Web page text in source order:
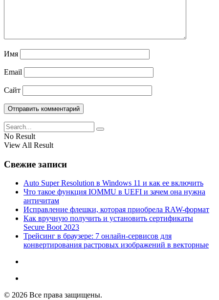
Имя
Email
Сайт
No Result
View All Result
Свежие записи
Auto Super Resolution в Windows 11 и как ее включить
Что такое функция IOMMU в UEFI и зачем она нужна
античитам
Исправление флешки, которая приобрела RAW-формат
Как вручную получить и установить сертификаты
Secure Boot 2023
Трейсинг в браузере: 7 онлайн-сервисов для
конвертирования растровых изображений в векторные
© 2026 Все права защищены.